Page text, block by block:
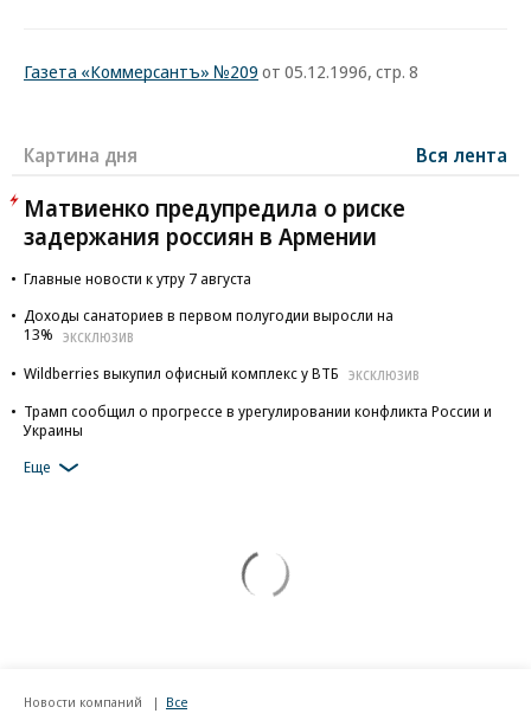
Газета «Коммерсантъ» №209 от 05.12.1996, стр. 8
Картина дня Вся лента
Матвиенко предупредила о риске
задержания россиян в Армении
Главные новости к утру 7 августа
Доходы санаториев в первом полугодии выросли на
13%
ЭКСКЛЮЗИВ
Wildberries выкупил офисный комплекс у ВТБ ЭКСКЛЮЗИВ
Трамп сообщил о прогрессе в урегулировании конфликта России и
Украины
Еще
Новости компаний Все